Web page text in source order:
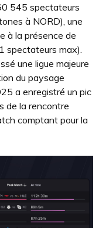
545 spectateurs
à NORD), une
à la présence de
spectateurs max).
une ligue majeure
du paysage
a enregistré un pic
de la rencontre
comptant pour la